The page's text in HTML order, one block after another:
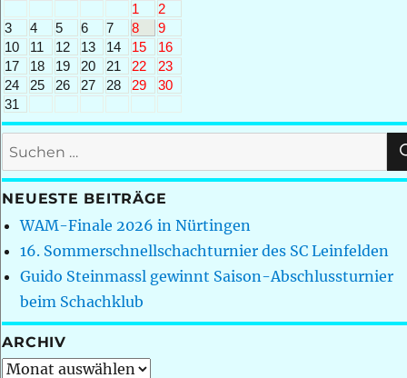
1
2
3
4 5 6 7 8
9
10
11 12 13 14 15
16
17
18 19 20 21 22
23
24
25 26 27 28 29
30
31
Suchen
nach:
NEUESTE BEITRÄGE
WAM-Finale 2026 in Nürtingen
16. Sommerschnellschachturnier des SC Leinfelden
Guido Steinmassl gewinnt Saison-Abschlussturnier
beim Schachklub
ARCHIV
Archiv